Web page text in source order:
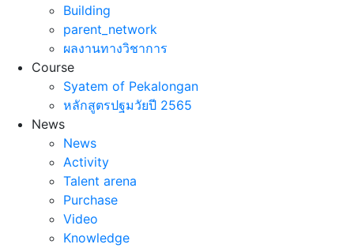
Building
parent_network
ผลงานทางวิชาการ
Course
Syatem of Pekalongan
หลักสูตรปฐมวัยปี 2565
News
News
Activity
Talent arena
Purchase
Video
Knowledge